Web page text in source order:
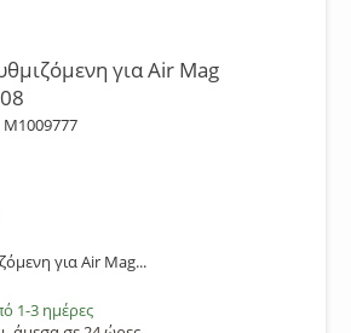
για Air Mag
M1009777
για Air Mag...
1-3 ημέρες